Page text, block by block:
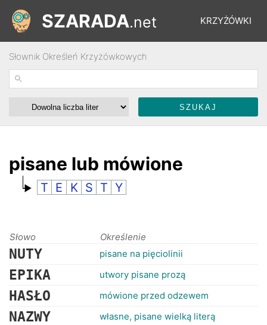
KRZYŻÓWKI
ŁAMIGŁÓWKI
SZARADA.net
Słownik Określeń Krzyżówkowych
pisane lub mówione
T E K S T Y
Słowo Określenie
NUTY pisane na pięciolinii
EPIKA utwory pisane prozą
HASŁO mówione przed odzewem
NAZWY własne, pisane wielką literą